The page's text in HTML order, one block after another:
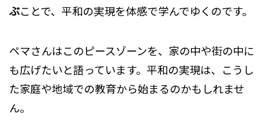
ぶことで、平和の実現を体感で学んでゆくのです。
ペマさんはこのピースゾーンを、家の中や街の中に
も広げたいと語っています。平和の実現は、こうし
た家庭や地域での教育から始まるのかもしれませ
ん。